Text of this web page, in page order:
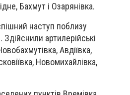
Бахмут і Озарянівка.
наступ поблизу
артилерійські
Авдіївка,
Новомихайлівка,